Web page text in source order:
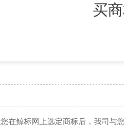
买
您在鲸标网上选定商标后，我司与